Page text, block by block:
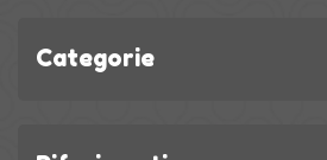
Categorie